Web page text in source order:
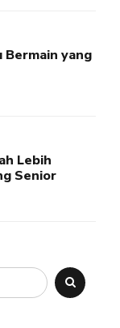
Bermain yang
Lebih
Senior